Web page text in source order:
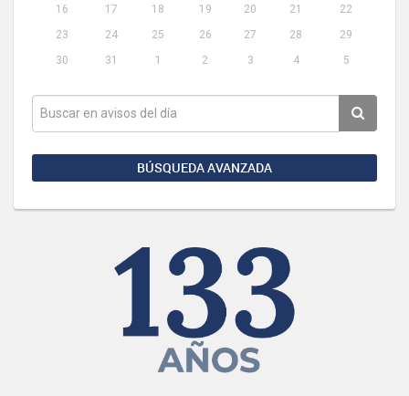
16
17 18 19 20 21
22
23
24 25 26 27 28
29
30
31 1 2 3 4 5
BÚSQUEDA AVANZADA